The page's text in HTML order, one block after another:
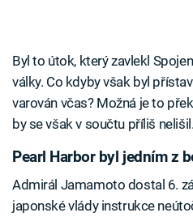
Byl to útok, který zavlekl
války. Co kdyby však byl
varován včas? Možná je to
by se však v součtu příliš nelišil.
Pearl Harbor byl jedním z
Admirál Jamamoto dostal 6.
japonské vlády instrukce